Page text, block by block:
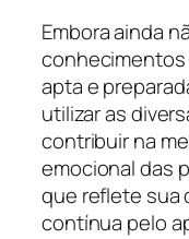
Embora ainda
conhecimentos
apta e
utilizar as
contribuir na
emocional das
que reflete sua
contínua pelo